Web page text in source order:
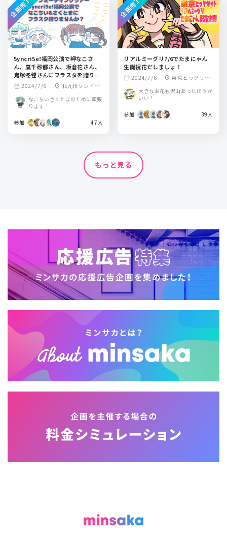
5yncri5e!福岡公演で岬なこさ
ん、嵐千砂都さん、坂倉花さん、
鬼塚冬毬さんにフラスタを贈りま
せんか？
calendar_month 2024/7/6 location_on 北九州ソレイユ
なこちいさくとまのために頑張
ります！
参加 47人
企画完了
リアルミーグリ7/6でたまにゃん
生誕祝花だしましょ！
calendar_month 2024/7/6 location_on 東京ビッグサイ
大きなお花も沢山あったほうが
いい！
参加 39人
企画完了
もっと見る